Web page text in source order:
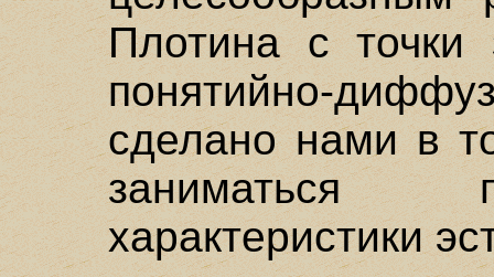
Плотина с точки
понятийно-
сделано нами в
заниматься
характеристики